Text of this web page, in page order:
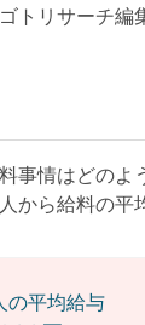
トリサーチ編
事情はどのよ
から給料の平
平均給与